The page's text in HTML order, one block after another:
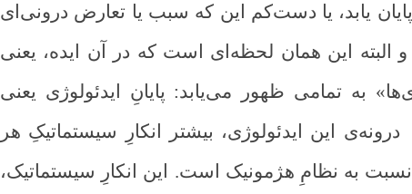
یابد، یا دست‌کم این که سبب یا تعارض درونی‌ای
و البته این همان لحظه‌ای است که در آن ایده، یعنی
به تمامی ظهور می‌یابد: پایانِ ایدئولوژی یعنی
این ایدئولوژی، بیشتر انکارِ سیستماتیکِ هر
نسبت به نظامِ هژمونیک است. این انکارِ سیستماتیک،